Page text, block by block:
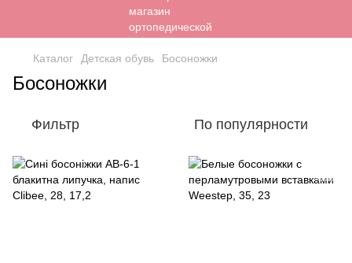
Каталог Детская обувь Босоножки
Босоножки
Фильтр По популярности